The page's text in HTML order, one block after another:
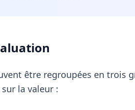
être regroupées en trois
la valeur :